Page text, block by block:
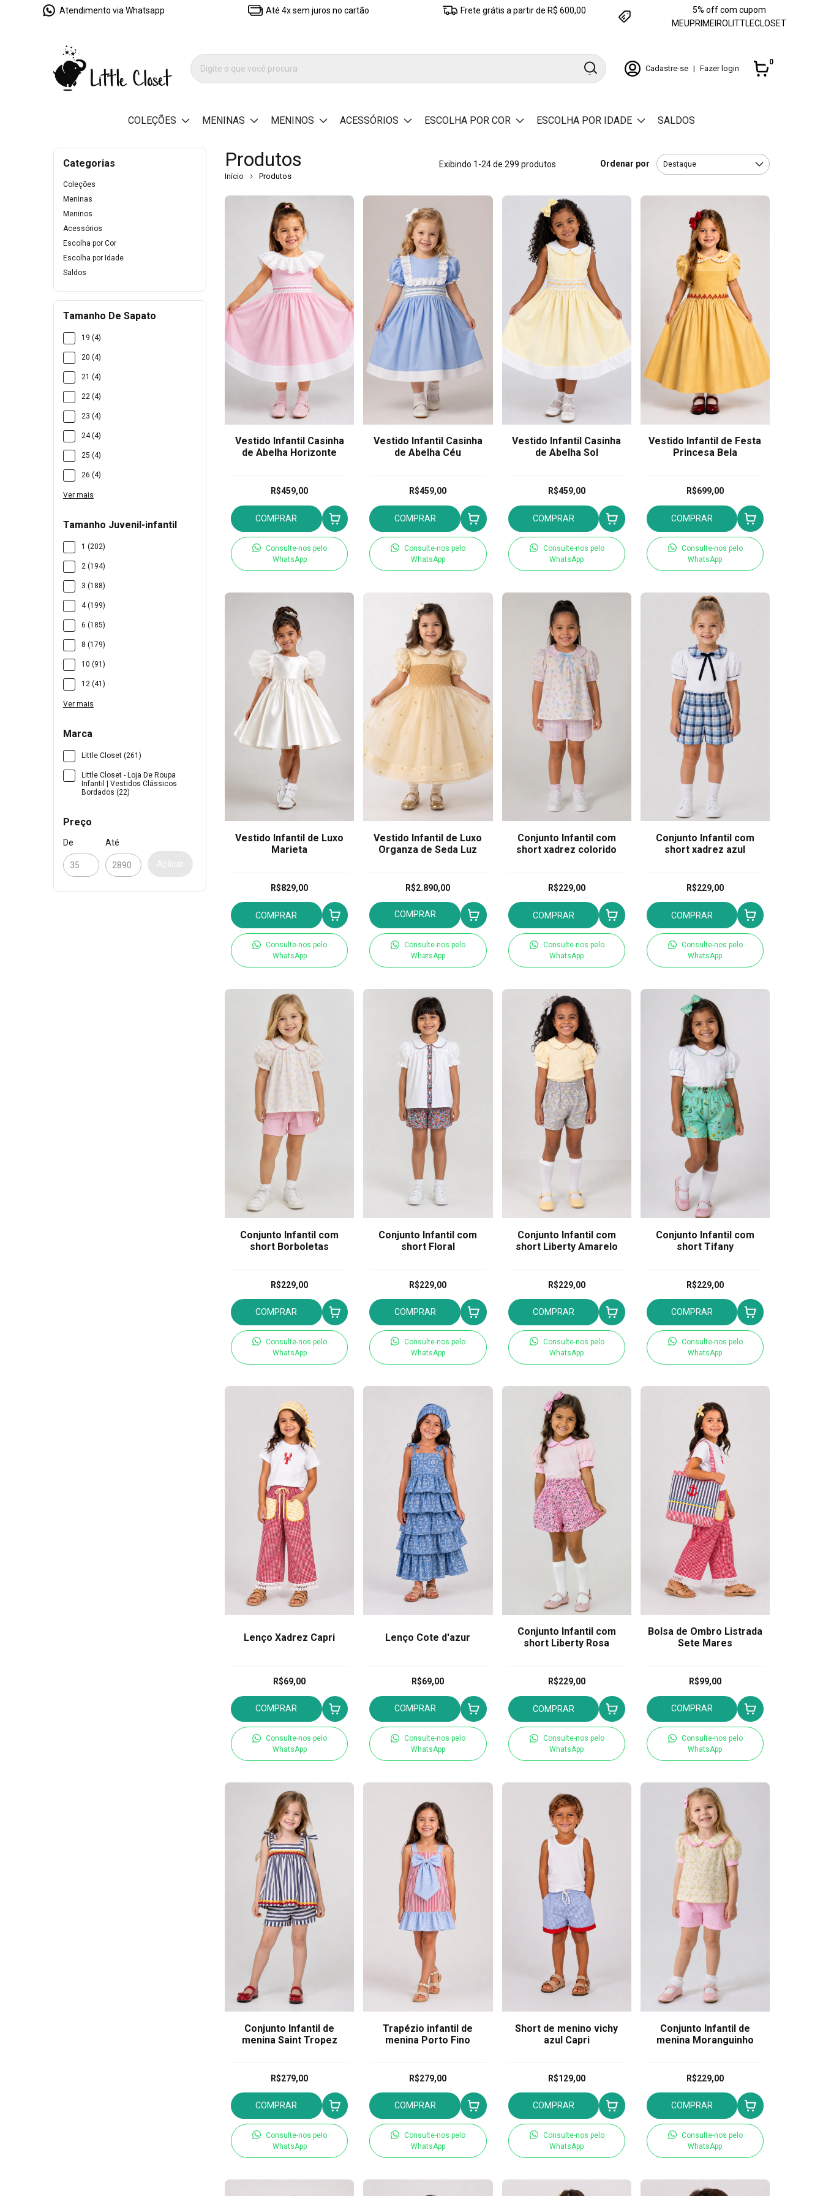
Atendimento via Whatsapp Até 4x sem juros no cartão Frete grátis a partir de R$ 600,00
5% off com cupom
MEUPRIMEIROLITTLECLOSET
Cadastre-se | Fazer login
0
COLEÇÕES MENINAS MENINOS ACESSÓRIOS ESCOLHA POR COR ESCOLHA POR IDADE SALDOS
Categorias
Coleções
Meninas
Meninos
Acessórios
Escolha por Cor
Escolha por Idade
Saldos
Tamanho De Sapato
19 (4)
20 (4)
21 (4)
22 (4)
23 (4)
24 (4)
25 (4)
26 (4)
Ver mais
Tamanho Juvenil-infantil
1 (202)
2 (194)
3 (188)
4 (199)
6 (185)
8 (179)
10 (91)
12 (41)
Ver mais
Marca
Little Closet (261)
Little Closet - Loja De Roupa
Infantil | Vestidos Clássicos
Bordados (22)
Preço
De Até
Aplicar
Produtos
Início Produtos
Exibindo 1-24 de 299 produtos Ordenar por
Vestido Infantil Casinha
de Abelha Horizonte
R$459,00
COMPRAR
Consulte-nos pelo
WhatsApp
Vestido Infantil Casinha
de Abelha Céu
R$459,00
COMPRAR
Consulte-nos pelo
WhatsApp
Vestido Infantil Casinha
de Abelha Sol
R$459,00
COMPRAR
Consulte-nos pelo
WhatsApp
Vestido Infantil de Festa
Princesa Bela
R$699,00
COMPRAR
Consulte-nos pelo
WhatsApp
Vestido Infantil de Luxo
Marieta
R$829,00
COMPRAR
Consulte-nos pelo
WhatsApp
Vestido Infantil de Luxo
Organza de Seda Luz
R$2.890,00
COMPRAR
Consulte-nos pelo
WhatsApp
Conjunto Infantil com
short xadrez colorido
R$229,00
COMPRAR
Consulte-nos pelo
WhatsApp
Conjunto Infantil com
short xadrez azul
R$229,00
COMPRAR
Consulte-nos pelo
WhatsApp
Conjunto Infantil com
short Borboletas
R$229,00
COMPRAR
Consulte-nos pelo
WhatsApp
Conjunto Infantil com
short Floral
R$229,00
COMPRAR
Consulte-nos pelo
WhatsApp
Conjunto Infantil com
short Liberty Amarelo
R$229,00
COMPRAR
Consulte-nos pelo
WhatsApp
Conjunto Infantil com
short Tifany
R$229,00
COMPRAR
Consulte-nos pelo
WhatsApp
Lenço Xadrez Capri
R$69,00
COMPRAR
Consulte-nos pelo
WhatsApp
Lenço Cote d'azur
R$69,00
COMPRAR
Consulte-nos pelo
WhatsApp
Conjunto Infantil com
short Liberty Rosa
R$229,00
COMPRAR
Consulte-nos pelo
WhatsApp
Bolsa de Ombro Listrada
Sete Mares
R$99,00
COMPRAR
Consulte-nos pelo
WhatsApp
Conjunto Infantil de
menina Saint Tropez
R$279,00
COMPRAR
Consulte-nos pelo
WhatsApp
Trapézio infantil de
menina Porto Fino
R$279,00
COMPRAR
Consulte-nos pelo
WhatsApp
Short de menino vichy
azul Capri
R$129,00
COMPRAR
Consulte-nos pelo
WhatsApp
Conjunto Infantil de
menina Moranguinho
R$229,00
COMPRAR
Consulte-nos pelo
WhatsApp